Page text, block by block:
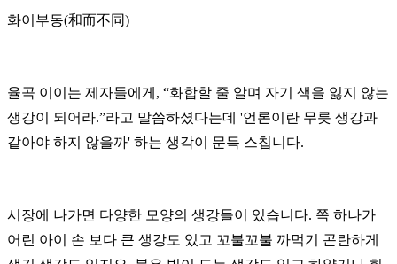
화이부동(和而不同)
율곡 이이는 제자들에게, “화합할 줄 알며 자기 색을 잃지 않는
생강이 되어라.”라고 말씀하셨다는데 '언론이란 무릇 생강과
같아야 하지 않을까' 하는 생각이 문득 스칩니다.
시장에 나가면 다양한 모양의 생강들이 있습니다. 쪽 하나가
어린 아이 손 보다 큰 생강도 있고 꼬불꼬불 까먹기 곤란하게